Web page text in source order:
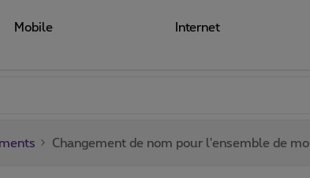
Mobile Internet
Changement de nom pour l'ensemble de